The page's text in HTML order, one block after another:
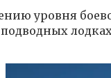
уровня